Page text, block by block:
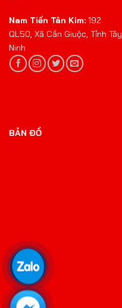
Nam Tiến Tân Kim: 192
QL50, Xã Cần Giuộc, Tỉnh Tây
Ninh
BẢN ĐỒ